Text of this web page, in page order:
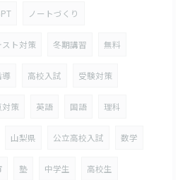
ノートづくり
スト対策 冬期講習 無料
高校入試 受験対策
対策 英語 国語 理科
山梨県 公立高校入試 数学
塾 中学生 高校生